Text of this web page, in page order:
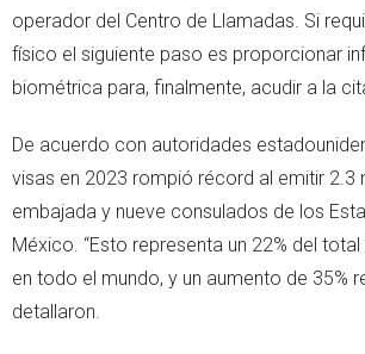
operador del Centro de Llamadas. Si
físico el siguiente paso es proporcionar
biométrica para, finalmente, acudir a la
De acuerdo con autoridades
visas en 2023 rompió récord al emitir 2.3
embajada y nueve consulados de los
México. “Esto representa un 22% del
en todo el mundo, y un aumento de 35%
detallaron.